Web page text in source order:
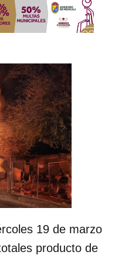
19 de marzo
producto de